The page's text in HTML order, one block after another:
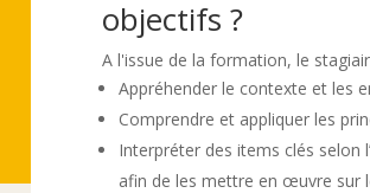
objectifs ?
A l'issue de la formation, le
Appréhender le contexte et les
Comprendre et appliquer les
Interpréter des items clés selon
afin de les mettre en œuvre sur